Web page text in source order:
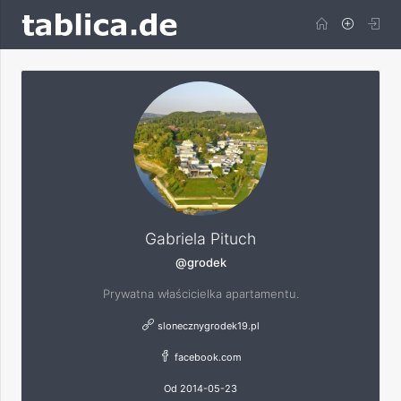
Gabriela Pituch
@grodek
Prywatna właścicielka apartamentu.
slonecznygrodek19.pl
facebook.com
Od 2014-05-23